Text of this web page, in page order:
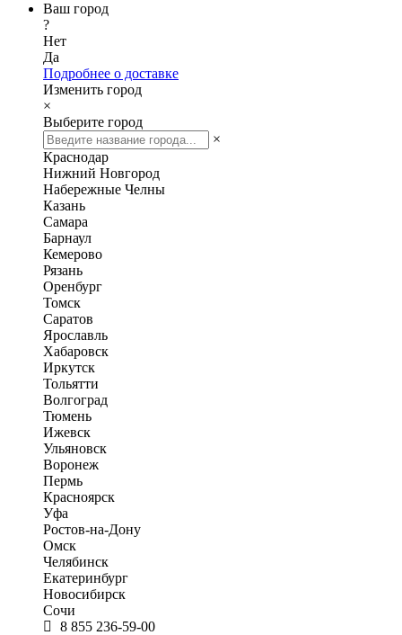
Ваш город
?
Нет
Да
Подробнее о доставке
Изменить город
×
Выберите город
×
Краснодар
Нижний Новгород
Набережные Челны
Казань
Самара
Барнаул
Кемерово
Рязань
Оренбург
Томск
Саратов
Ярославль
Хабаровск
Иркутск
Тольятти
Волгоград
Тюмень
Ижевск
Ульяновск
Воронеж
Пермь
Красноярск
Уфа
Ростов-на-Дону
Омск
Челябинск
Екатеринбург
Новосибирск
Сочи
8 855 236-59-00